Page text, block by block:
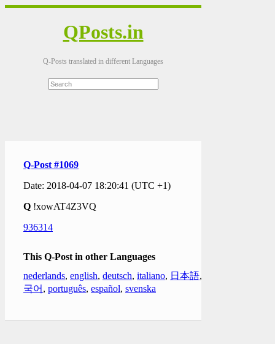
QPosts.in
Q-Posts translated in different Languages
Q-Post #1069
Date: 2018-04-07 18:20:41 (UTC +1)
Q !xowAT4Z3VQ
936314
This Q-Post in other Languages
nederlands, english, deutsch, italiano, 日本語,
국어 , português, español, svenska